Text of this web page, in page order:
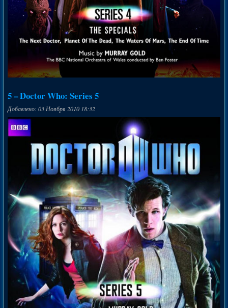
5 – Doctor Who: Series 5
Добавлено: 03 Ноября 2010 18:32